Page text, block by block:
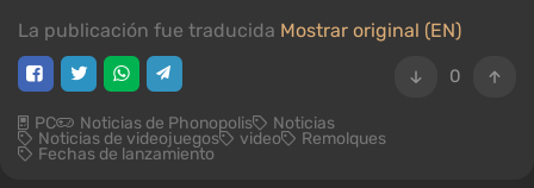
La publicación fue traducida Mostrar original (EN)
0
PC Noticias de Phonopolis Noticias
Noticias de videojuegos video Remolques
Fechas de lanzamiento